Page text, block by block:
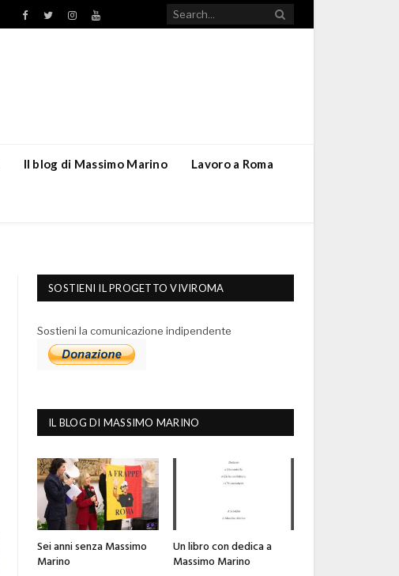
Facebook
TwitterInstagramYouTube
Il blog di Massimo Marino Lavoro a Roma
SOSTIENI IL PROGETTO VIVIROMA
Sostieni la comunicazione indipendente
IL BLOG DI MASSIMO MARINO
Sei anni senza Massimo
Marino
Un libro con dedica a
Massimo Marino